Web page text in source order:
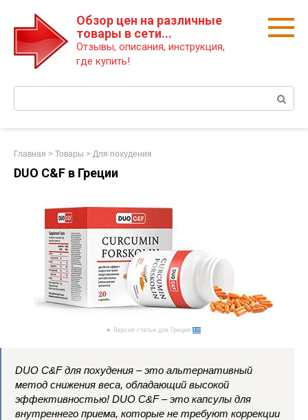
Обзор цен на различные
товары в сети...
Отзывы, описания, инструкция,
где купить!
Главная > Товары > Для похудения
DUO C&F в Греции
Версия статьи для Греции
DUO C&F для похудения – это альтернативный
метод снижения веса, обладающий высокой
эффективностью! DUO C&F – это капсулы для
внутреннего приема, которые не требуют коррекции